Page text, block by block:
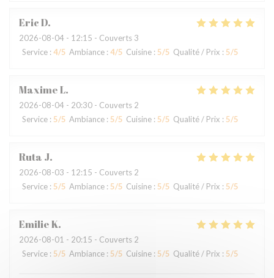
EricD
2026-08-04 - 12:15 - Couverts 3
Service : 4/5 Ambiance : 4/5 Cuisine : 5/5 Qualité / Prix : 5/5
MaximeL
2026-08-04 - 20:30 - Couverts 2
Service : 5/5 Ambiance : 5/5 Cuisine : 5/5 Qualité / Prix : 5/5
Ruta J
2026-08-03 - 12:15 - Couverts 2
Service : 5/5 Ambiance : 5/5 Cuisine : 5/5 Qualité / Prix : 5/5
EmilieK
2026-08-01 - 20:15 - Couverts 2
Service :5/5 Ambiance : 5/5 Cuisine : 5/5 Qualité / Prix :5/5